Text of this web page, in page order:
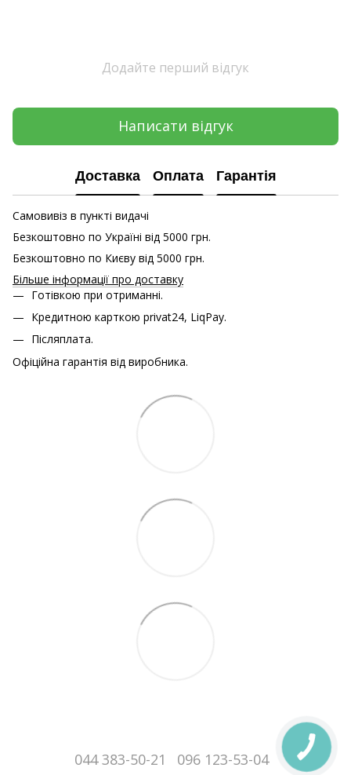
Додайте перший відгук
Написати відгук
Доставка Оплата Гарантія
Самовивіз в пункті видачі
Безкоштовно по Україні від 5000 грн.
Безкоштовно по Києву від 5000 грн.
Більше інформації про доставку
Готівкою при отриманні.
Кредитною карткою privat24, LiqPay.
Післяплата.
Офіційна гарантія від виробника.
044 383-50-21 096 123-53-04